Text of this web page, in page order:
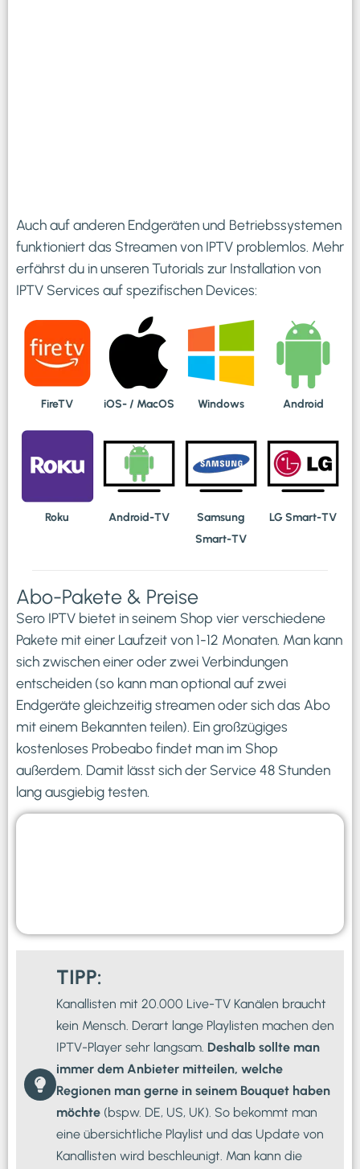
Auch auf anderen Endgeräten und Betriebssystemen
funktioniert das Streamen von IPTV problemlos. Mehr
erfährst du in unseren Tutorials zur Installation von
IPTV Services auf spezifischen Devices:
FireTV iOS- / MacOS Windows Android
Roku Android-TV
Samsung
Smart-TV
LG Smart-TV
Abo-Pakete & Preise
Sero IPTV bietet in seinem Shop vier verschiedene
Pakete mit einer Laufzeit von 1-12 Monaten. Man kann
sich zwischen einer oder zwei Verbindungen
entscheiden (so kann man optional auf zwei
Endgeräte gleichzeitig streamen oder sich das Abo
mit einem Bekannten teilen). Ein großzügiges
kostenloses Probeabo findet man im Shop
außerdem. Damit lässt sich der Service 48 Stunden
lang ausgiebig testen.
TIPP:
Kanallisten mit 20.000 Live-TV Kanälen braucht
kein Mensch. Derart lange Playlisten machen den
IPTV-Player sehr langsam. Deshalb sollte man
immer dem Anbieter mitteilen, welche
Regionen man gerne in seinem Bouquet haben
möchte (bspw. DE, US, UK). So bekommt man
eine übersichtliche Playlist und das Update von
Kanallisten wird beschleunigt. Man kann die